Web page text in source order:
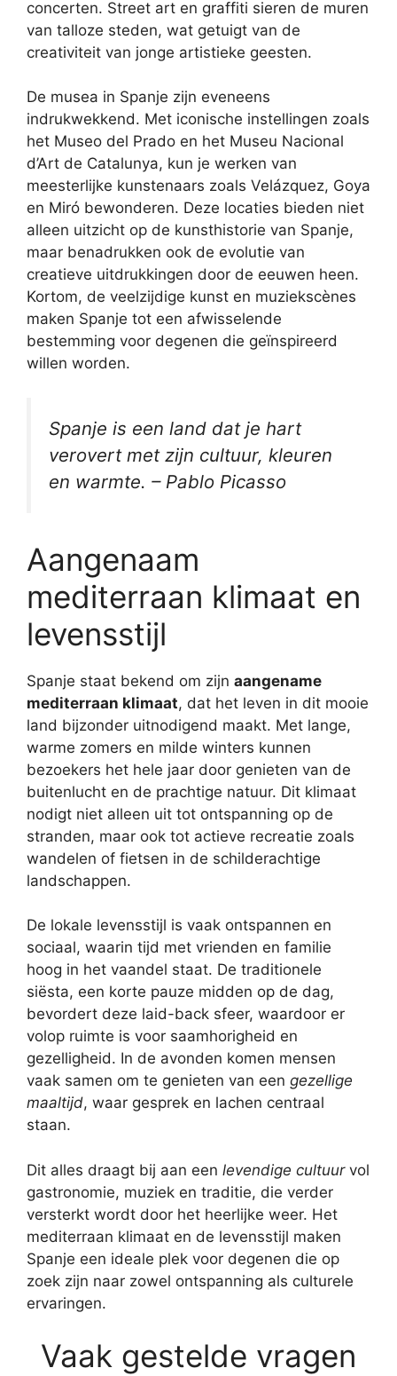
concerten. Street art en graffiti sieren de muren
van talloze steden, wat getuigt van de
creativiteit van jonge artistieke geesten.
De musea in Spanje zijn eveneens
indrukwekkend. Met iconische instellingen zoals
het Museo del Prado en het Museu Nacional
d’Art de Catalunya, kun je werken van
meesterlijke kunstenaars zoals Velázquez, Goya
en Miró bewonderen. Deze locaties bieden niet
alleen uitzicht op de kunsthistorie van Spanje,
maar benadrukken ook de evolutie van
creatieve uitdrukkingen door de eeuwen heen.
Kortom, de veelzijdige kunst en muziekscènes
maken Spanje tot een afwisselende
bestemming voor degenen die geïnspireerd
willen worden.
Spanje is een land dat je hart
verovert met zijn cultuur, kleuren
en warmte. – Pablo Picasso
Aangenaam
mediterraan klimaat en
levensstijl
Spanje staat bekend om zijn aangename
mediterraan klimaat, dat het leven in dit mooie
land bijzonder uitnodigend maakt. Met lange,
warme zomers en milde winters kunnen
bezoekers het hele jaar door genieten van de
buitenlucht en de prachtige natuur. Dit klimaat
nodigt niet alleen uit tot ontspanning op de
stranden, maar ook tot actieve recreatie zoals
wandelen of fietsen in de schilderachtige
landschappen.
De lokale levensstijl is vaak ontspannen en
sociaal, waarin tijd met vrienden en familie
hoog in het vaandel staat. De traditionele
siësta, een korte pauze midden op de dag,
bevordert deze laid-back sfeer, waardoor er
volop ruimte is voor saamhorigheid en
gezelligheid. In de avonden komen mensen
vaak samen om te genieten van een gezellige
maaltijd, waar gesprek en lachen centraal
staan.
Dit alles draagt bij aan een levendige cultuurvol
gastronomie, muziek en traditie, die verder
versterkt wordt door het heerlijke weer. Het
mediterraan klimaat en de levensstijl maken
Spanje een ideale plek voor degenen die op
zoek zijn naar zowel ontspanning als culturele
ervaringen.
Vaak gestelde vragen